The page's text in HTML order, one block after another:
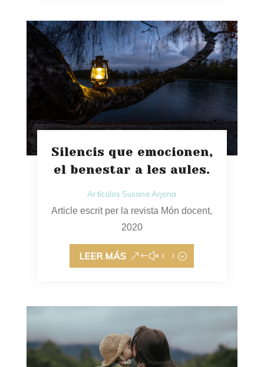
Silencis que emocionen,
el benestar a les aules.
Artículos Susana Arjona
Article escrit per la revista Món docent,
2020
LEER MÁS